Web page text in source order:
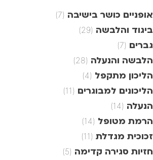
אופניים כושר בישיבה (7)
ביגוד והלבשה (29)
גברים (7)
הלבשה והנעלה (28)
הליכון מתקפל (4)
הליכונים למבוגרים (11)
הנעלה (14)
הרמת מטופל (14)
זכוכית מגדלת (11)
חזיות סגירה קדימה (5)